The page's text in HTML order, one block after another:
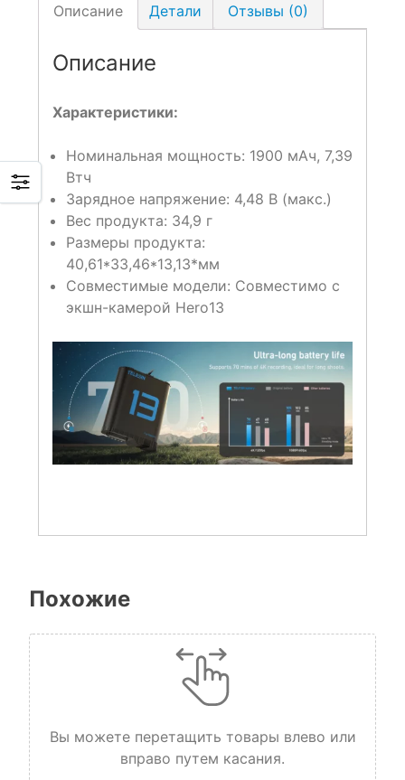
Описание Детали Отзывы (0)
Описание
Характеристики:
Номинальная мощность: 1900 мАч, 7,39
Втч
Зарядное напряжение: 4,48 В (макс.)
Вес продукта: 34,9 г
Размеры продукта:
40,61*33,46*13,13*мм
Совместимые модели: Совместимо с
экшн-камерой Hero13
Похожие
Вы можете перетащить товары влево или
вправо путем касания.